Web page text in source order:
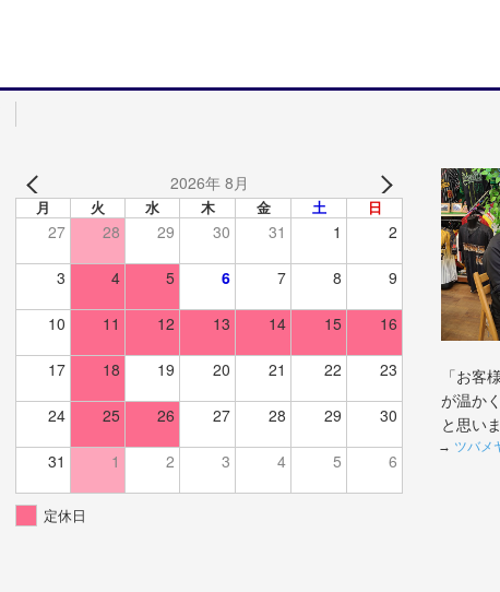
2026年 8月
月 火 水 木 金 土 日
27 28 29 30 31 1 2
3 4 5 6 7 8 9
10 11 12 13 14 15 16
17 18 19 20 21 22 23
24 25 26 27 28 29 30
31 1 2 3 4 5 6
定休日
「お客
が温か
と思い
→ ツバメ